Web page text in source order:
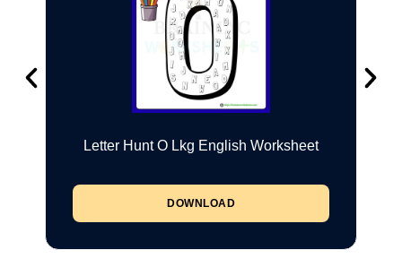
Letter Hunt O Lkg English Worksheet
DOWNLOAD